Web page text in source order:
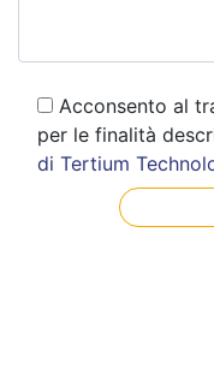
Acconsento al
per le finalità
di Tertium